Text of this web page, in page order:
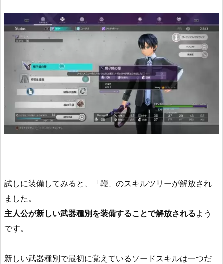
試しに装備してみると、「鞭」のスキルツリーが解放され
ました。
主人公が新しい武器種別を装備することで解放されるよう
です。
新しい武器種別で最初に覚えているソードスキルは一つだ